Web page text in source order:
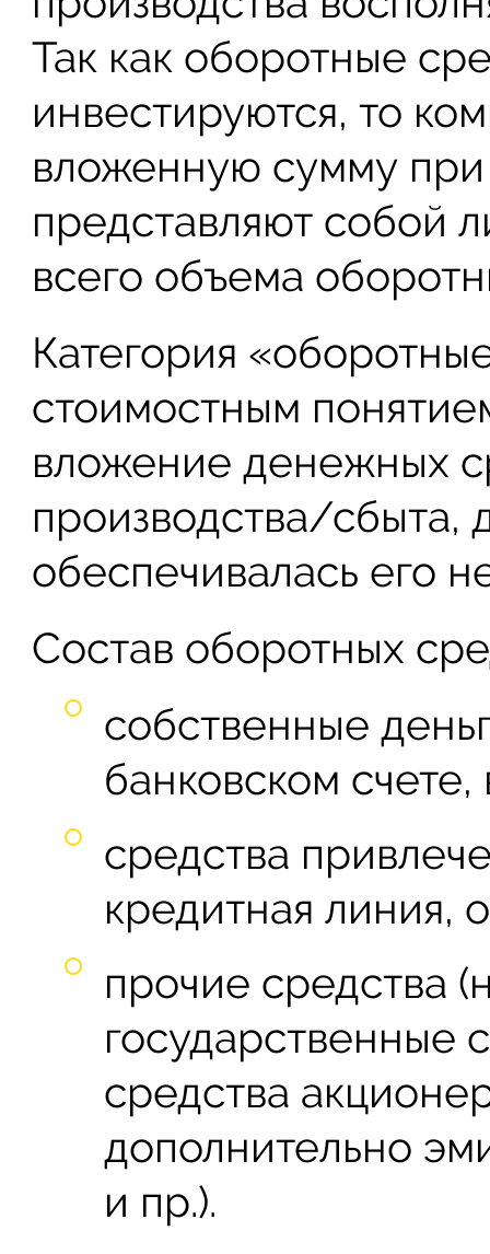
Так как оборотные
инвестируются, то
вложенную сумму
представляют собой
всего объема
Категория
стоимостным
вложение денежных
производства/сбыта,
обеспечивалась его
Состав оборотных
собственные
банковском
средства
кредитная линия,
прочие средства
государственные
средства
дополнительно
и пр.).